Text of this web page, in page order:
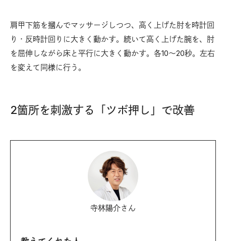
肩甲下筋を摑んでマッサージしつつ、高く上げた肘を時計回
り・反時計回りに大きく動かす。続いて高く上げた腕を、肘
を屈伸しながら床と平行に大きく動かす。各10～20秒。左右
を変えて同様に行う。
2箇所を刺激する「ツボ押し」で改善
寺林陽介さん